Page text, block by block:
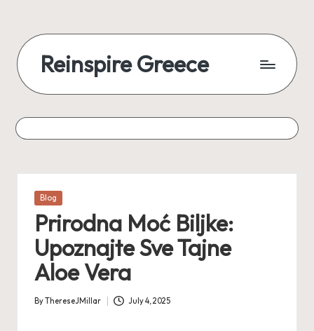
Reinspire Greece
Posted
Blog
Prirodna Moć Biljke:
Upoznajte Sve Tajne
Aloe Vera
Posted
ByThereseJMillar July 4, 2025